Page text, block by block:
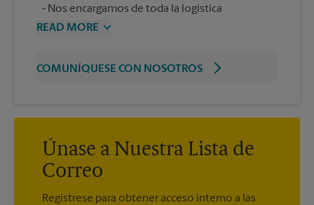
Nos encargamos de toda la logística
READ MORE
COMUNÍQUESE CON NOSOTROS
Únase a Nuestra Lista de
Correo
Regístrese para obtener acceso interno a las